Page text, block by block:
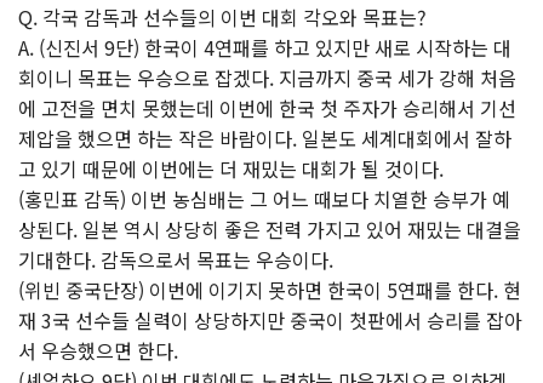
Q. 각국 감독과 선수들의 이번 대회 각오와 목표는?
A. (신진서 9단) 한국이 4연패를 하고 있지만 새로 시작하는 대
회이니 목표는 우승으로 잡겠다. 지금까지 중국 세가 강해 처음
에 고전을 면치 못했는데 이번에 한국 첫 주자가 승리해서 기선
제압을 했으면 하는 작은 바람이다. 일본도 세계대회에서 잘하
고 있기 때문에 이번에는 더 재밌는 대회가 될 것이다.
(홍민표 감독) 이번 농심배는 그 어느 때보다 치열한 승부가 예
상된다. 일본 역시 상당히 좋은 전력 가지고 있어 재밌는 대결을
기대한다. 감독으로서 목표는 우승이다.
(위빈 중국단장) 이번에 이기지 못하면 한국이 5연패를 한다. 현
재 3국 선수들 실력이 상당하지만 중국이 첫판에서 승리를 잡아
서 우승했으면 한다.